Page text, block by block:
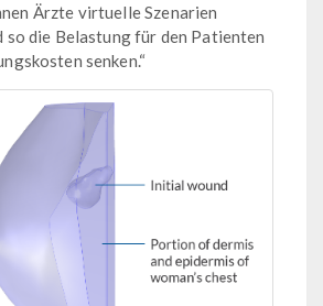
Ärzte virtuelle Szenarien
so die Belastung für den Patienten
senken.“